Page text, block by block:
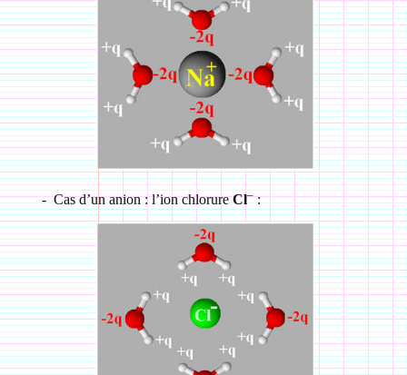
- Cas d’un anion : l’ion chlorureCl–: